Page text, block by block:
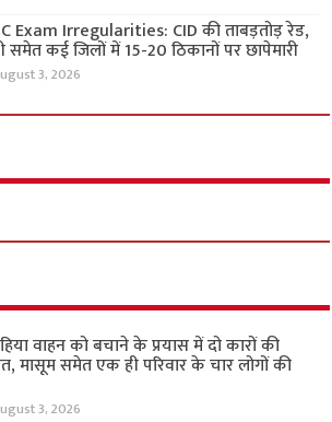
Exam Irregularities: CID की ताबड़तोड़ रेड,
समेत कई जिलों में 15-20 ठिकानों पर छापेमारी
3, 2026
वाहन को बचाने के प्रयास में दो कारों की
मासूम समेत एक ही परिवार के चार लोगों की
3, 2026